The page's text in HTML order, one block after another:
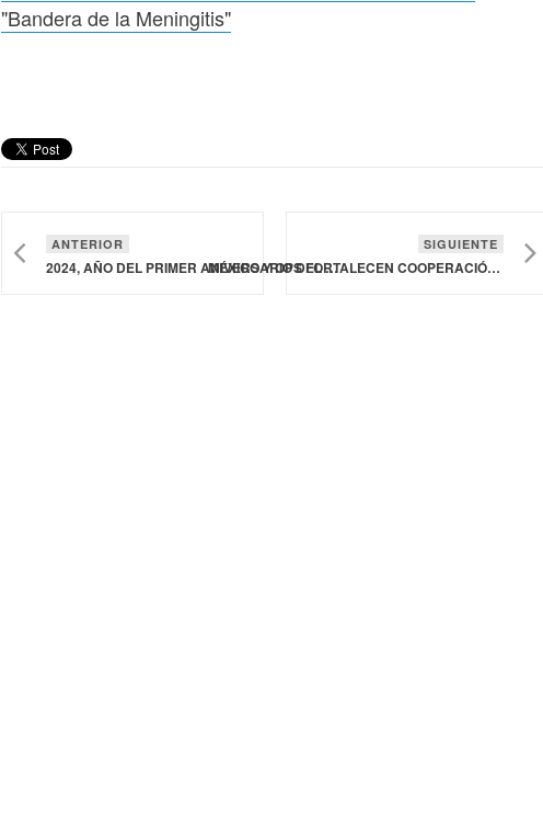
"Bandera de la Meningitis"
ANTERIOR
2024, AÑO DEL PRIMER ANIVERSARIO DEL LANZAMIENTO DE LA "BANDERA DE LA MENINGITIS"
SIGUIENTE
MÉXICO Y OPS FORTALECEN COOPERACIÓN TÉCNICA PARA CONTROLAR EL VECTOR DEL DENGUE